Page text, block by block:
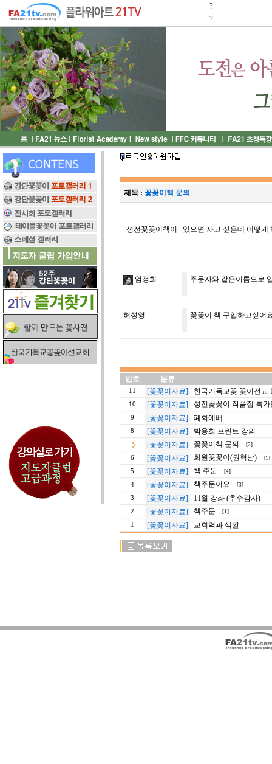
?
?
제목 : 꽃꽂이책 문의
성전꽃꽂이책이 있으면 사고 싶은데 어떻게
엄정희 주문자와 같은이름으로
허성영 꽃꽃이 책 구입하고싶어
번호 분류
11 [꽃꽂이자료] 한국기독교꽃 꽂이선교
10 [꽃꽂이자료] 성전꽃꽂이 작품집 특가
9 [꽃꽂이자료] 폐회예배
8 [꽃꽂이자료]
박용희 프린트 강의
[꽃꽂이자료]
꽃꽂이책 문의 [2]
6 [꽃꽂이자료] 회원꽃꽃이(권혁남) [1]
5 [꽃꽂이자료] 책 주문 [4]
4 [꽃꽂이자료] 책주문이요 [3]
3 [꽃꽂이자료] 11월 강좌 (추수감사)
2 [꽃꽂이자료] 책주문 [1]
1 [꽃꽂이자료] 교회력과 색깔